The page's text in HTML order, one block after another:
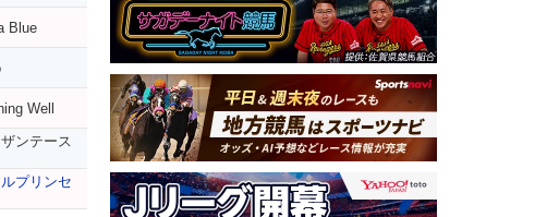
Blue
Well
ンテース
プリンセ